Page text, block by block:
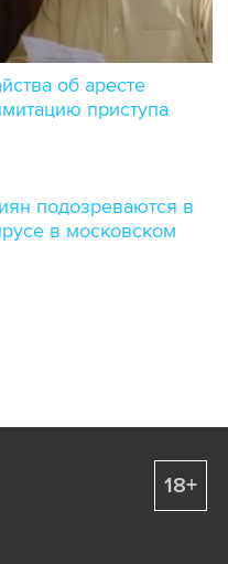
об аресте
приступа
подозреваются в
в московском
18+